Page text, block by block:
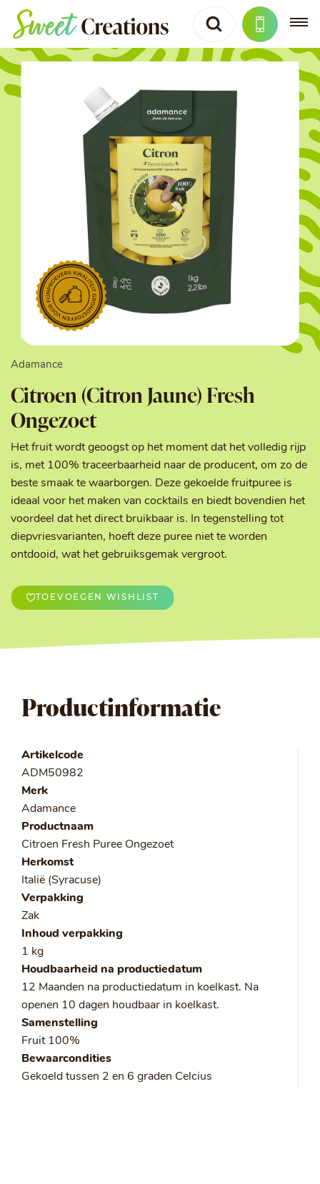
Adamance
Citroen (Citron Jaune) Fresh
Ongezoet
Het fruit wordt geoogst op het moment dat het volledig rijp
is, met 100% traceerbaarheid naar de producent, om zo de
beste smaak te waarborgen. Deze gekoelde fruitpuree is
ideaal voor het maken van cocktails en biedt bovendien het
voordeel dat het direct bruikbaar is. In tegenstelling tot
diepvriesvarianten, hoeft deze puree niet te worden
ontdooid, wat het gebruiksgemak vergroot.
TOEVOEGEN WISHLIST
Productinformatie
Artikelcode
ADM50982
Merk
Adamance
Productnaam
Citroen Fresh Puree Ongezoet
Herkomst
Italië (Syracuse)
Verpakking
Zak
Inhoud verpakking
1 kg
Houdbaarheid na productiedatum
12 Maanden na productiedatum in koelkast. Na
openen 10 dagen houdbaar in koelkast.
Samenstelling
Fruit 100%
Bewaarcondities
Gekoeld tussen 2 en 6 graden Celcius